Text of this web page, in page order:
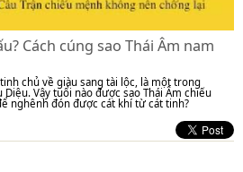
Cách cúng sao Thái Âm nam
chủ về giàu sang tài lộc, là một trong
Vậy tuổi nào được sao Thái Âm chiếu
nghênh đón được cát khí từ cát tinh?